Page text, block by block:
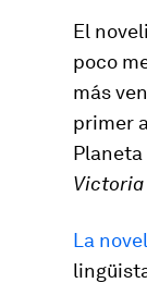
El
poco
más
primer
Victoria
La